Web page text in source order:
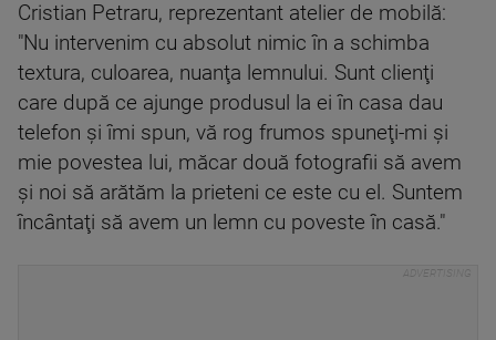
Cristian Petraru, reprezentant atelier de mobilă:
"Nu intervenim cu absolut nimic în a schimba
textura, culoarea, nuanţa lemnului. Sunt clienţi
care după ce ajunge produsul la ei în casa dau
telefon şi îmi spun, vă rog frumos spuneţi-mi şi
mie povestea lui, măcar două fotografii să avem
şi noi să arătăm la prieteni ce este cu el. Suntem
încântaţi să avem un lemn cu poveste în casă."